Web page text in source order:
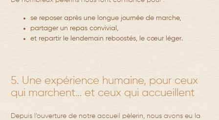
se reposer après une longue journée de marche,
partager un repas convivial
et repartir le lendemain reboostés, le cœur léger.
5. Une expérience humaine, pour ceux
qui marchent… et ceux qui accueillent
Depuis l’ouverture de notre accueil pèlerin, nous avons eu la